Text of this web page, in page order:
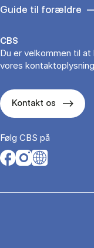
Guide til forældre
CBS
Du er velkommen til
vores
Kontakt os
Følg CBS på
Opens in a new tab
Opens in a new tab
Opens in a new